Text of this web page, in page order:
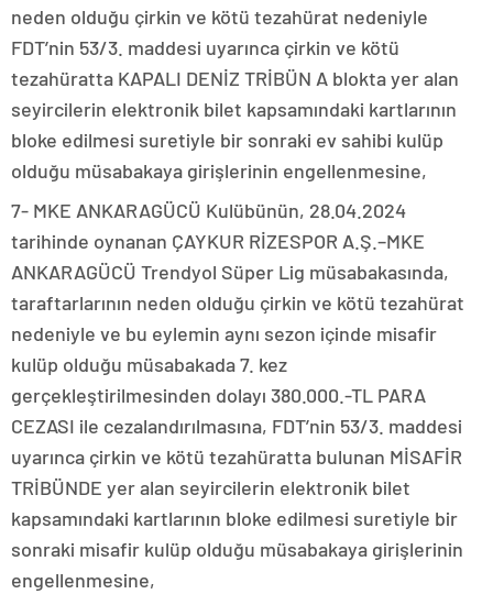
neden olduğu çirkin ve kötü tezahürat nedeniyle
FDT’nin 53/3. maddesi uyarınca çirkin ve kötü
tezahüratta KAPALI DENİZ TRİBÜN A blokta yer alan
seyircilerin elektronik bilet kapsamındaki kartlarının
bloke edilmesi suretiyle bir sonraki ev sahibi kulüp
olduğu müsabakaya girişlerinin engellenmesine,
7- MKE ANKARAGÜCÜ Kulübünün, 28.04.2024
tarihinde oynanan ÇAYKUR RİZESPOR A.Ş.–MKE
ANKARAGÜCÜ Trendyol Süper Lig müsabakasında,
taraftarlarının neden olduğu çirkin ve kötü tezahürat
nedeniyle ve bu eylemin aynı sezon içinde misafir
kulüp olduğu müsabakada 7. kez
gerçekleştirilmesinden dolayı 380.000.-TL PARA
CEZASI ile cezalandırılmasına, FDT’nin 53/3. maddesi
uyarınca çirkin ve kötü tezahüratta bulunan MİSAFİR
TRİBÜNDE yer alan seyircilerin elektronik bilet
kapsamındaki kartlarının bloke edilmesi suretiyle bir
sonraki misafir kulüp olduğu müsabakaya girişlerinin
engellenmesine,